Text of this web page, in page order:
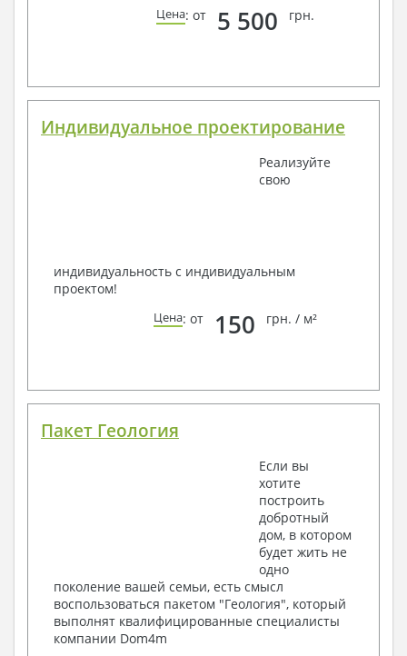
Цена: от 5 500 грн.
Индивидуальное проектирование
Реализуйте
свою
индивидуальность с индивидуальным
проектом!
Цена: от 150 грн. / м²
Пакет Геология
Если вы
хотите
построить
добротный
дом, в котором
будет жить не
одно
поколение вашей семьи, есть смысл
воспользоваться пакетом "Геология", который
выполнят квалифицированные специалисты
компании Dom4m